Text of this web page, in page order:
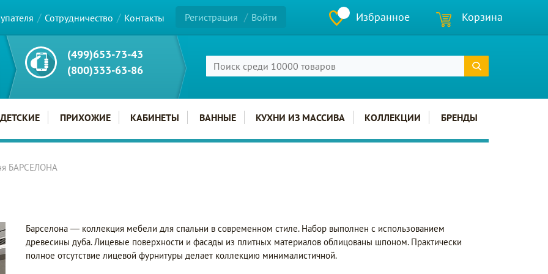
Сотрудничество Контакты Регистрация Войти Избранное Корзина
(499)653-73-43
(800)333-63-86
ДЕТСКИЕ ПРИХОЖИЕ КАБИНЕТЫ ВАННЫЕ КУХНИ ИЗ МАССИВА КОЛЛЕКЦИИ БРЕНДЫ
БАРСЕЛОНА
Барселона — коллекция мебели для спальни в современном стиле. Набор выполнен с использованием
древесины дуба. Лицевые поверхности и фасады из плитных материалов облицованы шпоном. Практически
полное отсутствие лицевой фурнитуры делает коллекцию минималистичной.